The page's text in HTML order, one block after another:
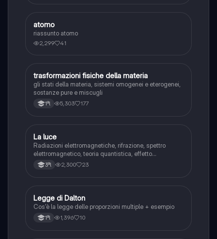
Chimica
atomo
riassunto atomo
2,299 41
Chimica
trasformazioni fisiche della materia
gli stati della materia, sistemi omogenei e eterogenei,
sostanze pure e miscugli
1ªl 5,303 177
Chimica
La luce
Radiazioni elettromagnetiche, rifrazione, spettro
elettromagnetico, teoria quantistica, effetto
fotoelettrico
3ªl 2,300 23
Chimica
Legge di Dalton
Cos'è la legge delle proporzioni multiple + esempio
1ªl 1,396 10